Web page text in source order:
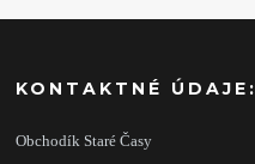
KONTAKTNÉ ÚDAJE:
Obchodík Staré Časy